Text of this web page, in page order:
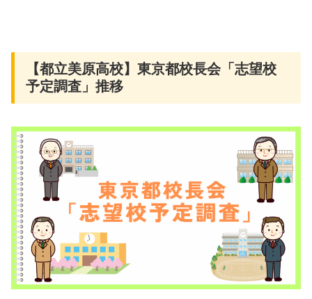
【都立美原高校】東京都校長会「志望校
予定調査」推移